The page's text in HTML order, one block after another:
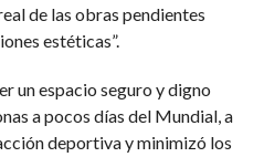
de las obras pendientes
estéticas”.
un espacio seguro y digno
a pocos días del Mundial, a
deportiva y minimizó los